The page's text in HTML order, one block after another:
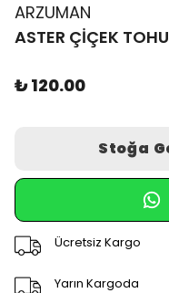
ARZUMAN
ASTER ÇİÇEK
₺ 120.00
Stoğa
Ücretsiz Kargo
Yarın Kargoda